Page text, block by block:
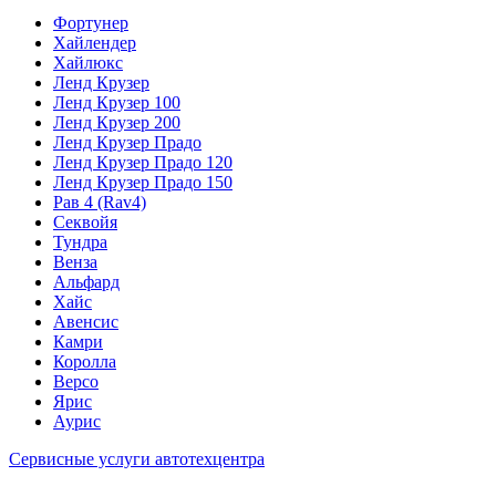
Фортунер
Хайлендер
Хайлюкс
Ленд Крузер
Ленд Крузер 100
Ленд Крузер 200
Ленд Крузер Прадо
Ленд Крузер Прадо 120
Ленд Крузер Прадо 150
Рав 4 (Rav4)
Секвойя
Тундра
Венза
Альфард
Хайс
Авенсис
Камри
Королла
Версо
Ярис
Аурис
Сервисные услуги автотехцентра